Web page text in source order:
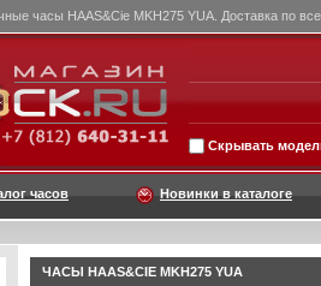
часы HAAS&Cie MKH275 YUA. Доставка по
Скрывать
часов Новинки в каталоге
ЧАСЫ HAAS&CIE MKH275 YUA